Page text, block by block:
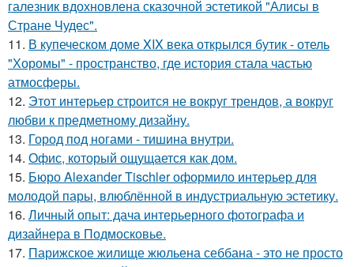
галезник вдохновлена сказочной эстетикой "Алисы в
Стране Чудес".
11. В купеческом доме XIX века открылся бутик - отель
"Хоромы" - пространство, где история стала частью
атмосферы.
12. Этот интерьер строится не вокруг трендов, а вокруг
любви к предметному дизайну.
13. Город под ногами - тишина внутри.
14. Офис, который ощущается как дом.
15. Бюро Alexander Tischler оформило интерьер для
молодой пары, влюблённой в индустриальную эстетику.
16. Личный опыт: дача интерьерного фотографа и
дизайнера в Подмосковье.
17. Парижское жилище жюльена себбана - это не просто